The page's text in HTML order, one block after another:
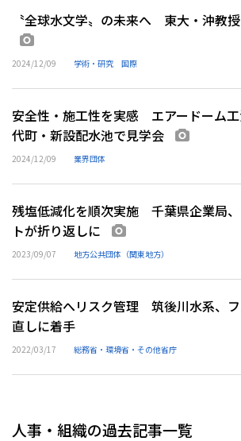
〝全球水文学〟の未来へ 東大・沖教
2024/12/09 学術・研究 国際
安全性・施工性を実感 エアードーム
代町・新設配水池で見学会
2024/12/09 業界団体
残塩低減化を順次実施 千葉県企業局
トが折り返しに
2023/09/07 地方公共団体（関東地方）
安定供給へリスク管理 筑後川水系、
直しに着手
2022/03/17 総務省・環境省・その他省庁
人事・組織の過去記事一覧